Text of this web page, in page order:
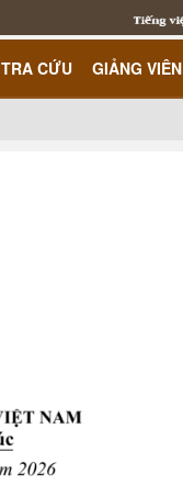
TRA CỨU GIẢNG VIÊN